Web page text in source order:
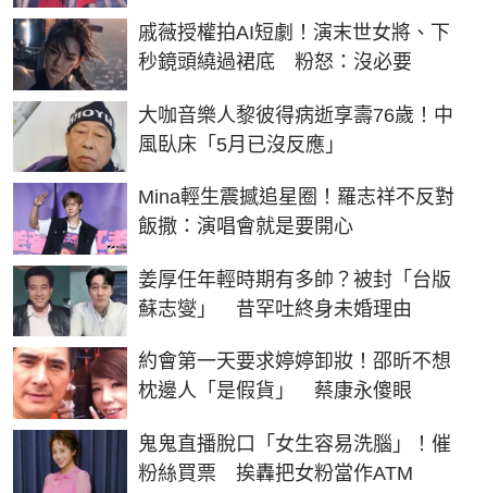
戚薇授權拍AI短劇！演末世女將、下
秒鏡頭繞過裙底 粉怒：沒必要
大咖音樂人黎彼得病逝享壽76歲！中
風臥床「5月已沒反應」
Mina輕生震撼追星圈！羅志祥不反對
飯撒：演唱會就是要開心
姜厚任年輕時期有多帥？被封「台版
蘇志燮」 昔罕吐終身未婚理由
約會第一天要求婷婷卸妝！邵昕不想
枕邊人「是假貨」 蔡康永傻眼
鬼鬼直播脫口「女生容易洗腦」！催
粉絲買票 挨轟把女粉當作ATM